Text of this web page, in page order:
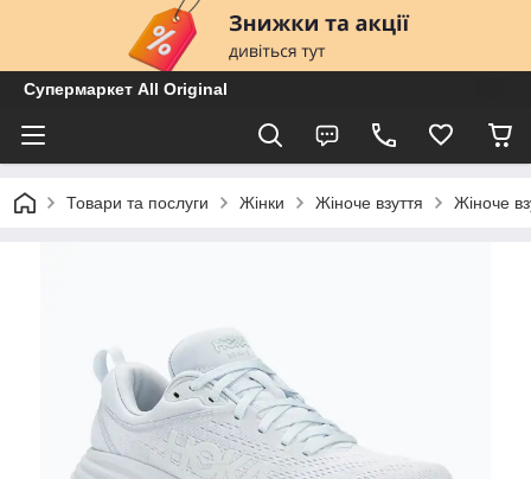
Супермаркет All Original
Товари та послуги Жінки Жіноче взуття Жіноче